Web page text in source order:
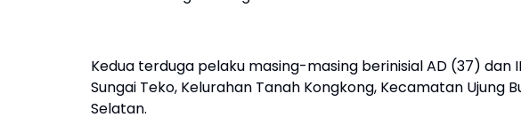
Kedua terduga pelaku masing-masing berinisial AD (37)
Sungai Teko, Kelurahan Tanah Kongkong, Kecamatan Ujung
Selatan.